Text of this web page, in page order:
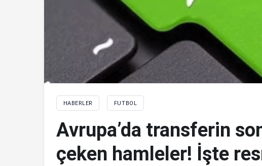
HABERLER FUTBOL
Avrupa’da transferin
çeken hamleler! İşte